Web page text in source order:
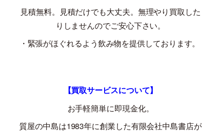
見積無料。見積だけでも大丈夫。無理やり買取した
りしませんのでご安心下さい。
・緊張がほぐれるよう飲み物を提供しております。
【買取サービスについて】
お手軽簡単に即現金化。
質屋の中島は1983年に創業した有限会社中島書店が